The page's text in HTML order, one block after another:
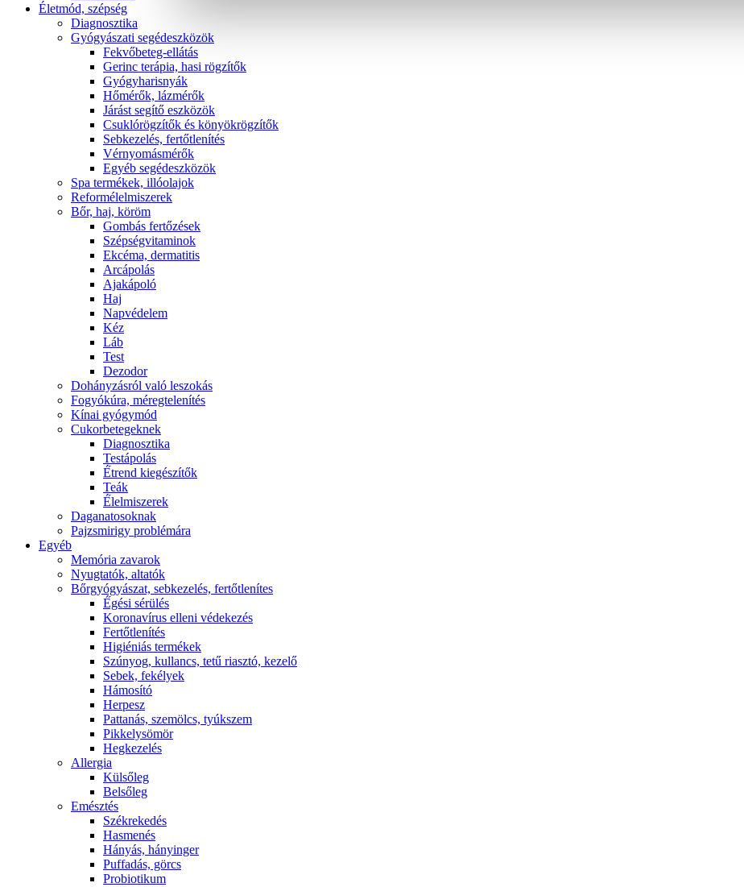
Életmód, szépség
Diagnosztika
Gyógyászati segédeszközök
Fekvőbeteg-ellátás
Gerinc terápia, hasi rögzítők
Gyógyharisnyák
Hőmérők, lázmérők
Járást segítő eszközök
Csuklórögzítők és könyökrögzítők
Sebkezelés, fertőtlenítés
Vérnyomásmérők
Egyéb segédeszközök
Spa termékek, illóolajok
Reformélelmiszerek
Bőr, haj, köröm
Gombás fertőzések
Szépségvitaminok
Ekcéma, dermatitis
Arcápolás
Ajakápoló
Haj
Napvédelem
Kéz
Láb
Test
Dezodor
Dohányzásról való leszokás
Fogyókúra, méregtelenítés
Kínai gyógymód
Cukorbetegeknek
Diagnosztika
Testápolás
É́trend kiegészítők
Teák
É́lelmiszerek
Daganatosoknak
Pajzsmirigy problémára
Egyéb
Memória zavarok
Nyugtatók, altatók
Bőrgyógyászat, sebkezelés, fertőtlenítes
É́gési sérülés
Koronavírus elleni védekezés
Fertőtlenítés
Higiéniás termékek
Szúnyog, kullancs, tetű riasztó, kezelő
Sebek, fekélyek
Hámosító
Herpesz
Pattanás, szemölcs, tyúkszem
Pikkelysömör
Hegkezelés
Allergia
Külsőleg
Belsőleg
Emésztés
Székrekedés
Hasmenés
Hányás, hányinger
Puffadás, görcs
Probiotikum